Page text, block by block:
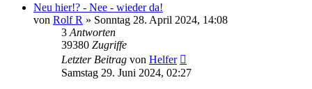
Neu hier!? - Nee - wieder da!
von Rolf R » Sonntag 28. April 2024, 14:08
3 Antworten
39380 Zugriffe
Letzter Beitrag von Helfer
Samstag 29. Juni 2024, 02:27